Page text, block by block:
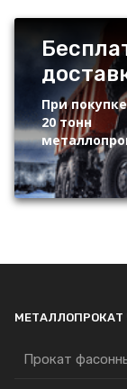
При
20 тонн
Прокат